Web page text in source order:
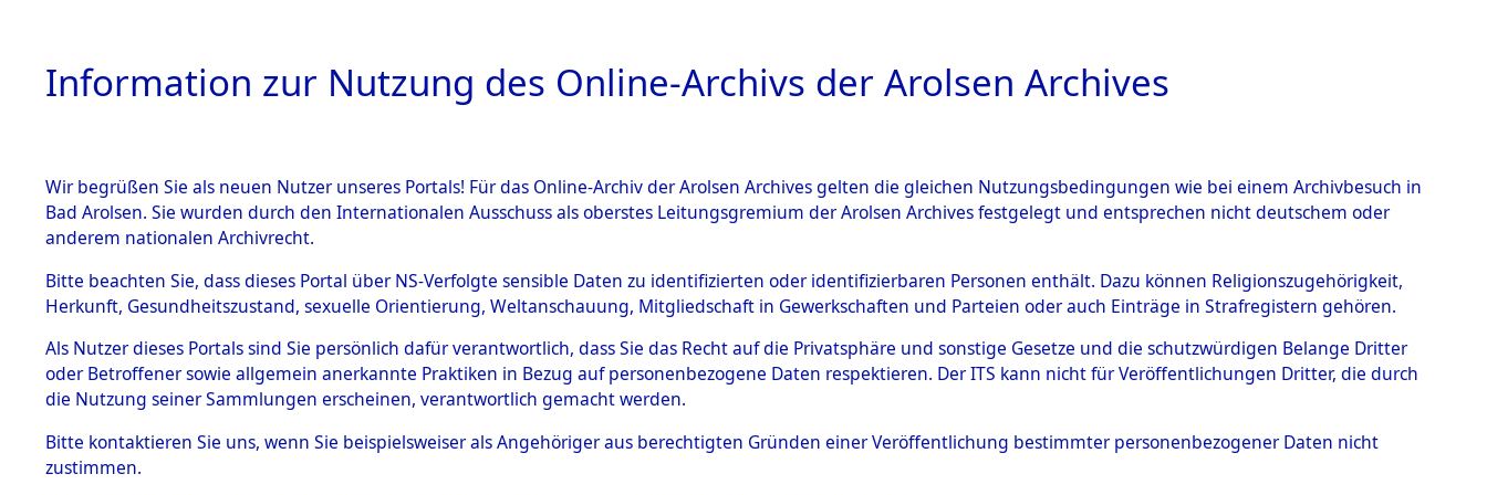
HOME BESTANDSBESCHREIBUNG ARCHIVALE ÜBERSICHT BILD
BESTÄNDE
Inhaftierungsdoku
mente
5. Verschiedenes
Todesmärsche
5.3.1 Alliierte
Ermittlungen zu den Orten Kemnath - Muschenried.→0002
(84604327)→0009 (84604336)
0009 (84604336)
Information zur Nutzung des Online-Archivs der Arolsen Archives
Wir begrüßen Sie als neuen Nutzer unseres Portals! Für das Online-Archiv der Arolsen Archives gelten die gleichen Nutzungsbedingungen wie bei einem Archivbesuch in
Bad Arolsen. Sie wurden durch den Internationalen Ausschuss als oberstes Leitungsgremium der Arolsen Archives festgelegt und entsprechen nicht deutschem oder
anderem nationalen Archivrecht.
Bitte beachten Sie, dass dieses Portal über NS-Verfolgte sensible Daten zu identifizierten oder identifizierbaren Personen enthält. Dazu können Religionszugehörigkeit,
Herkunft, Gesundheitszustand, sexuelle Orientierung, Weltanschauung, Mitgliedschaft in Gewerkschaften und Parteien oder auch Einträge in Strafregistern gehören.
Als Nutzer dieses Portals sind Sie persönlich dafür verantwortlich, dass Sie das Recht auf die Privatsphäre und sonstige Gesetze und die schutzwürdigen Belange Dritter
oder Betroffener sowie allgemein anerkannte Praktiken in Bezug auf personenbezogene Daten respektieren. Der ITS kann nicht für Veröffentlichungen Dritter, die durch
die Nutzung seiner Sammlungen erscheinen, verantwortlich gemacht werden.
Bitte kontaktieren Sie uns, wenn Sie beispielsweiser als Angehöriger aus berechtigten Gründen einer Veröffentlichung bestimmter personenbezogener Daten nicht
zustimmen.